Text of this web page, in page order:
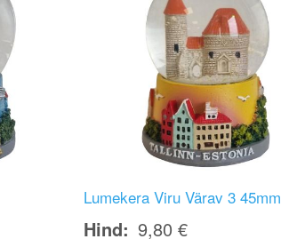
Lumekera Viru Värav 3 45mm
Hind 9,80 €